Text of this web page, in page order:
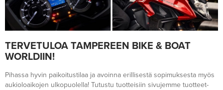
TERVETULOA TAMPEREEN BIKE & BOAT
WORLDIIN!
Pihassa hyvin paikoitustilaa ja avoinna erillisestä sopimuksesta myös
aukioloaikojen ulkopuolella! Tutustu tuotteisiin sivujemme tuotteet-